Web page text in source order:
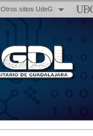
Otros sitios UdeG